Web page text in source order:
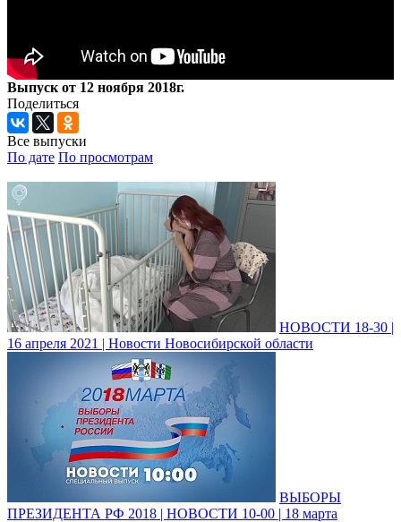
Выпуск от 12 ноября 2018г.
Поделиться
Все выпуски
По дате По просмотрам
НОВОСТИ 18-30 |
16 апреля 2021 | Новости Новосибирской области
ВЫБОРЫ
ПРЕЗИДЕНТА РФ 2018 | НОВОСТИ 10-00 | 18 марта